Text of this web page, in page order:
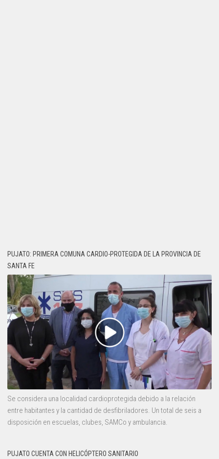
PUJATO: PRIMERA COMUNA CARDIO-PROTEGIDA DE LA PROVINCIA DE
SANTA FE
Se considera una localidad cardioprotegida debido a la relación
entre habitantes y la cantidad de desfibriladores. Un total de seis a
disposición en escuelas, clubes, SAMCo y ambulancia.
PUJATO CUENTA CON HELICÓPTERO SANITARIO